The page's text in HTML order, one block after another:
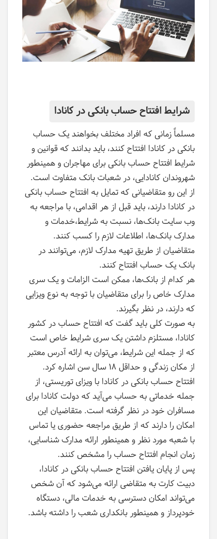
شرایط افتتاح حساب بانکی در کانادا
مسلماً زمانی که افراد مختلف بخواهند یک حساب
بانکی در کانادا افتتاح کنند، باید بدانند که قوانین و
شرایط افتتاح حساب بانکی برای مهاجران و همینطور
شهروندان کانادایی، در شعبات بانک متفاوت است.
از این رو متقاضیانی که تمایل به افتتاح حساب بانکی
در کانادا دارند، باید قبل از هر اقدامی، با مراجعه به
وب سایت بانک‌ها، نسبت به شرایط،خدمات و
مدارک بانک‌ها، اطلاعات لازم را کسب کنند.
متقاضیان از طریق تهیه مدارک لازم، می‌توانند در
بانک یک حساب افتتاح کنند.
هر کدام از بانک‌ها، ممکن است الزامات و یک سری
مدارک خاص را برای متقاضیان با توجه به نوع ویزایی
که دارند، در نظر بگیرند.
به صورت کلی باید گفت که افتتاح حساب در کشور
کانادا، مستلزم داشتن یک سری شرایط خاص است
که از جمله این شرایط، می‌توان به ارائه آدرس معتبر
از مکان زندگی و حداقل ۱۸ سال سن اشاره کرد.
افتتاح حساب بانکی در کانادا با ویزای توریستی، از
جمله خدماتی به حساب می‌آید که دولت کانادا برای
مسافران خود در نظر گرفته است. متقاضیان این
امکان را دارند که از طریق مراجعه حضوری یا تماس
با شعبه مورد نظر و همینطور ارائه مدارک شناسایی،
زمان انجام افتتاح حساب را مشخص کنند.
پس از پایان یافتن افتتاح حساب بانکی در کانادا،
دبیت کارت به متقاضی ارائه می‌شود که آن شخص
می‌تواند امکان دسترسی به خدمات مالی، دستگاه
خودپرداز و همینطور بانکداری شعب را داشته باشد.